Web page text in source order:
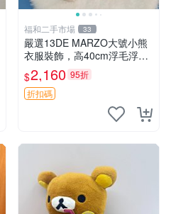
福和二手市場 33
嚴選13DE MARZO大號小熊
衣服裝飾，高40cm浮毛浮
灰，詳觀後再拍。二手收藏請
珍惜。 13DE MARZO 二手
小熊 衣服裝飾
$2,160 95折
折扣碼